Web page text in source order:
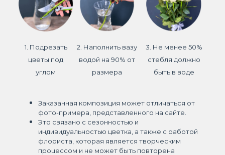
1. Подрезать
цветы под
углом
2. Наполнить вазу
водой на 90% от
размера
3. Не менее 50%
стебля должно
быть в воде
Заказанная композиция может отличаться от
фото-примера, представленного на сайте.
Это связано с сезонностью и
индивидуальностью цветка, а также с работой
флориста, которая является творческим
процессом и не может быть повторена